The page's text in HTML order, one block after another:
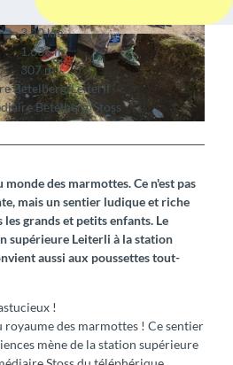
en
© Lenk Bergbahnen
3,40 km
1.636 m
307 m
Betelberg/Leiterli
Betelberg/Stoss
des marmottes. Ce n'est pas
mais un sentier ludique et riche
grands et petits enfants. Le
supérieure Leiterli à la station
aussi aux poussettes tout-
!
royaume des marmottes ! Ce sentier
mène de la station supérieure